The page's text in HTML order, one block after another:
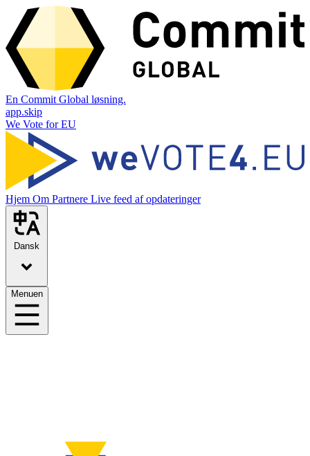
En Commit Global løsning.
app.skip
We Vote for EU
Hjem Om Partnere Live feed af opdateringer
Dansk
Menuen